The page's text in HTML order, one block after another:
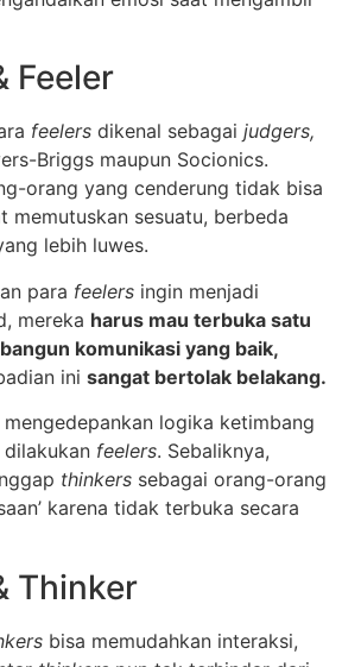
Feeler
feelers dikenal sebagai judgers,
Briggs maupun Socionics.
orang yang cenderung tidak bisa
memutuskan sesuatu, berbeda
lebih luwes.
para feelers ingin menjadi
mereka harus mau terbuka satu
komunikasi yang baik,
ini sangat bertolak belakang.
logika ketimbang
feelers. Sebaliknya,
thinkers sebagai orang-orang
karena tidak terbuka secara
Thinker
bisa memudahkan interaksi,